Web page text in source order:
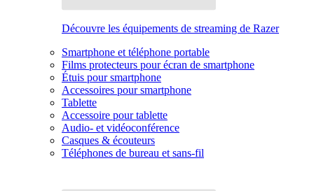
Découvre les équipements de streaming de Razer
Smartphone et téléphone portable
Films protecteurs pour écran de smartphone
Étuis pour smartphone
Accessoires pour smartphone
Tablette
Accessoire pour tablette
Audio- et vidéoconférence
Casques & écouteurs
Téléphones de bureau et sans-fil